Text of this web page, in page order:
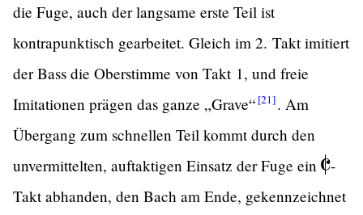
die Fuge, auch der langsame erste Teil ist
kontrapunktisch gearbeitet. Gleich im 2. Takt imitiert
der Bass die Oberstimme von Takt 1, und freie
Imitationen prägen das ganze „Grave“ [21]. Am
Übergang zum schnellen Teil kommt durch den
unvermittelten, auftaktigen Einsatz der Fuge ein
-
Takt abhanden, den Bach am Ende, gekennzeichnet